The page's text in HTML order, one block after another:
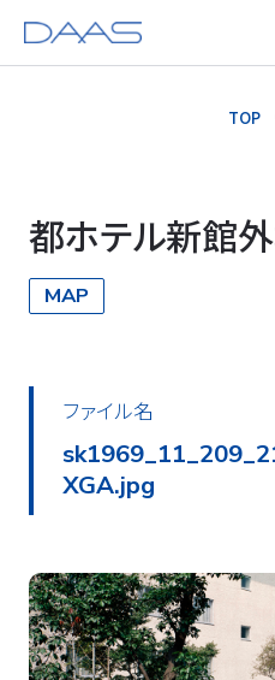
TOP
都ホテル新館
MAP
ファイル名
XGA.jpg